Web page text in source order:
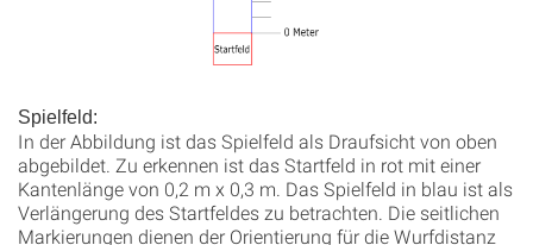
Spielfeld:
In der Abbildung ist das Spielfeld als Draufsicht von oben
abgebildet. Zu erkennen ist das Startfeld in rot mit einer
Kantenlänge von 0,2 m x 0,3 m. Das Spielfeld in blau ist als
Verlängerung des Startfeldes zu betrachten. Die seitlichen
Markierungen dienen der Orientierung für die Wurfdistanz